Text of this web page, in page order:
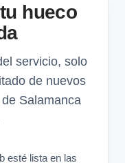
hueco
servicio, solo
de nuevos
Salamanca
esté lista en las